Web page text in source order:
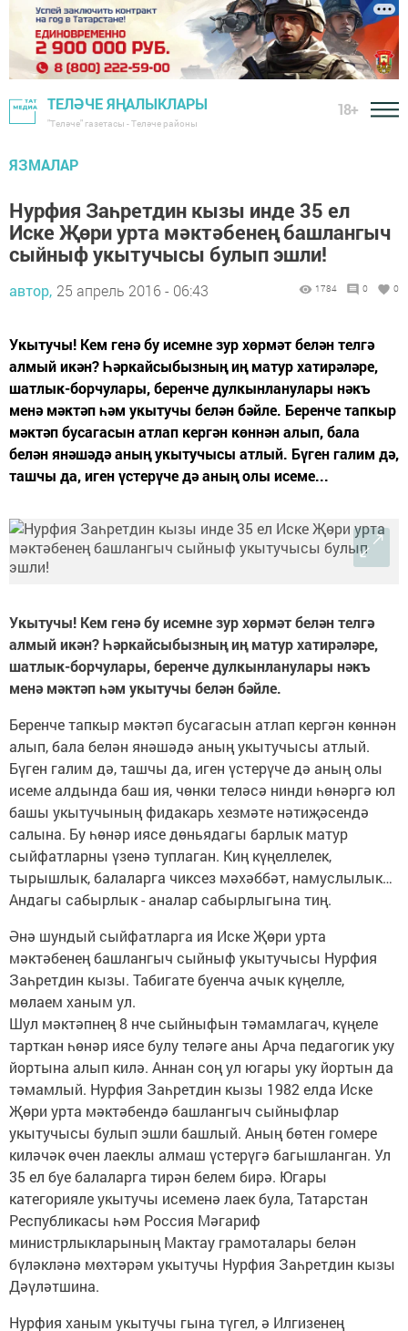
ТЕЛӘЧЕ ЯҢАЛЫКЛАРЫ
"Теләче" газетасы - Теләче районы
18+
ЯЗМАЛАР
Нурфия Заһретдин кызы инде 35 ел
Иске Җөри урта мәктәбенең башлангыч
сыйныф укытучысы булып эшли!
автор, 25 апрель 2016 - 06:43 1784 0 0
Укытучы! Кем генә бу исемне зур хөрмәт белән телгә
алмый икән? Һәркайсыбызның иң матур хатирәләре,
шатлык-борчулары, беренче дулкынланулары нәкъ
менә мәктәп һәм укытучы белән бәйле. Беренче тапкыр
мәктәп бусагасын атлап кергән көннән алып, бала
белән янәшәдә аның укытучысы атлый. Бүген галим дә,
ташчы да, иген үстерүче дә аның олы исеме...
Укытучы! Кем генә бу исемне зур хөрмәт белән телгә
алмый икән? Һәркайсыбызның иң матур хатирәләре,
шатлык-борчулары, беренче дулкынланулары нәкъ
менә мәктәп һәм укытучы белән бәйле.
Беренче тапкыр мәктәп бусагасын атлап кергән көннән
алып, бала белән янәшәдә аның укытучысы атлый.
Бүген галим дә, ташчы да, иген үстерүче дә аның олы
исеме алдында баш ия, чөнки теләсә нинди һөнәргә юл
башы укытучының фидакарь хезмәте нәтиҗәсендә
салына. Бу һөнәр иясе дөньядагы барлык матур
сыйфатларны үзенә туплаган. Киң күңеллелек,
тырышлык, балаларга чиксез мәхәббәт, намуслылык…
Андагы сабырлык - аналар сабырлыгына тиң.
Әнә шундый сыйфатларга ия Иске Җөри урта
мәктәбенең башлангыч сыйныф укытучысы Нурфия
Заһретдин кызы. Табигате буенча ачык күңелле,
мөлаем ханым ул.
Шул мәктәпнең 8 нче сыйныфын тәмамлагач, күңеле
тарткан һөнәр иясе булу теләге аны Арча педагогик уку
йортына алып килә. Аннан соң ул югары уку йортын да
тәмамлый. Нурфия Заһретдин кызы 1982 елда Иске
Җөри урта мәктәбендә башлангыч сыйныфлар
укытучысы булып эшли башлый. Аның бөтен гомере
киләчәк өчен лаеклы алмаш үстерүгә багышланган. Ул
35 ел буе балаларга тирән белем бирә. Югары
категорияле укытучы исеменә лаек була, Татарстан
Республикасы һәм Россия Мәгариф
министрлыкларының Мактау грамоталары белән
бүләкләнә мөхтәрәм укытучы Нурфия Заһретдин кызы
Дәүләтшина.
Нурфия ханым укытучы гына түгел, ә Илгизенең